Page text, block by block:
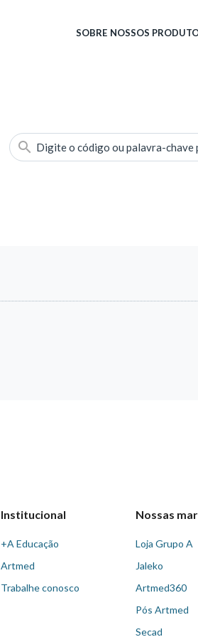
SOBRE NOSSOS
Digite o código ou palavra-chave
Institucional
+A Educação
Artmed
Trabalhe conosco
Nossas
Loja Grupo A
Jaleko
Artmed360
Pós Artmed
Secad